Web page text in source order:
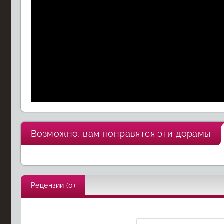
Возможно, вам понравятся эти дорамы
Разоблачение
Хороший
парень
Рецензии (0)